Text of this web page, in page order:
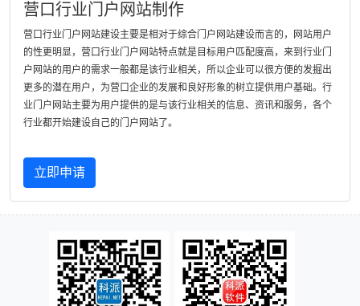
营口行业门户网站制作
营口行业门户网站建设主要是相对于综合门户网站建设而言的，网站用户
的性更明显，营口行业门户网站特点就是目标用户匹配度高，来到行业门
户网站的用户的需求一般都是该行业相关，所以企业可以很方便的发掘出
更多的潜在用户，为营口企业的发展和良好形象的树立提供用户基础。行
业门户网站主要为用户提供的是与该行业相关的信息、资讯和服务，各个
行业都开始建设自己的门户网站了。
立即申请